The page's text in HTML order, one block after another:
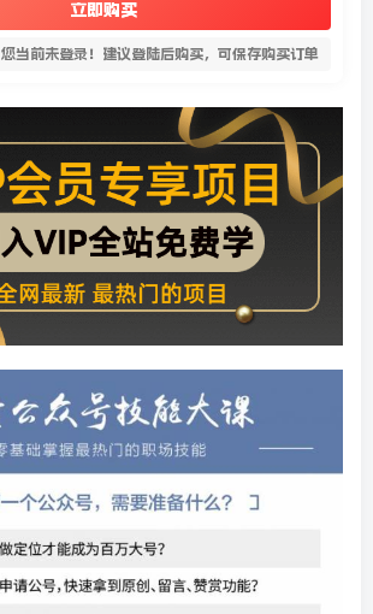
立即购买
您当前未登录！建议登陆后购买，可保存购买订单